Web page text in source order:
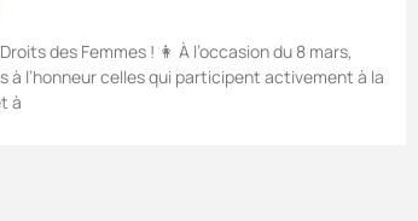
des Femmes ! 👩 À l’occasion du 8 mars,
à l’honneur celles qui participent activement à la
à